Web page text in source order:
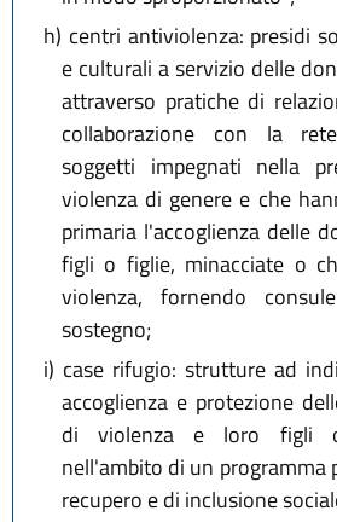
h) centri antiviolenza: presidi
e culturali a servizio delle
attraverso pratiche di
collaborazione con la
soggetti impegnati nella
violenza di genere e che
primaria l'accoglienza delle
figli o figlie, minacciate o
violenza, fornendo
sostegno;
i) case rifugio: strutture ad
accoglienza e protezione
di violenza e loro figli
nell'ambito di un programma
recupero e di inclusione